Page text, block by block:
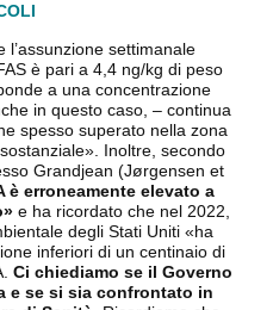
l’assunzione settimanale
è pari a 4,4 ng/kg di peso
a una concentrazione
in questo caso, – continua
spesso superato nella zona
Inoltre, secondo
Grandjean (Jørgensen et
è erroneamente elevato a
e ha ricordato che nel 2022,
degli Stati Uniti «ha
inferiori di un centinaio di
Ci chiediamo se il Governo
e se si sia confrontato in